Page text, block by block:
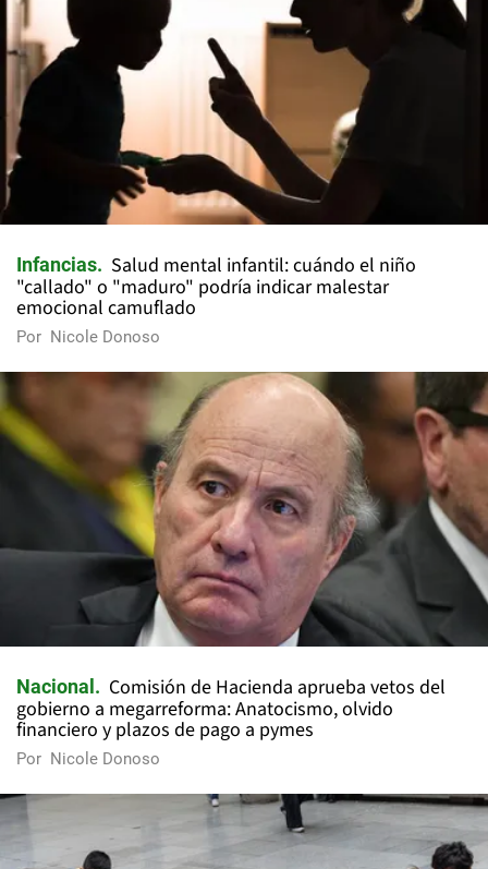
Infancias
Salud mental infantil: cuándo el niño
"callado" o "maduro" podría indicar malestar
emocional camuflado
Por Nicole Donoso
Nacional
Comisión de Hacienda aprueba vetos del
gobierno a megarreforma: Anatocismo, olvido
financiero y plazos de pago a pymes
Por Nicole Donoso